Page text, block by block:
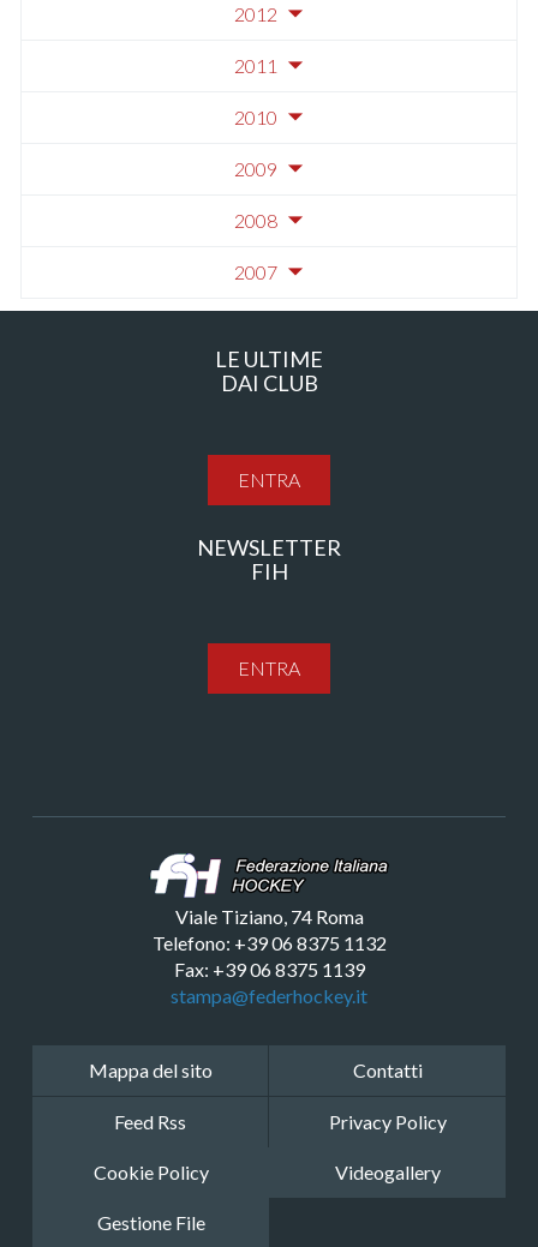
2012
2011
2010
2009
2008
2007
LE ULTIME
DAI CLUB
ENTRA
NEWSLETTER
FIH
ENTRA
Viale Tiziano, 74 Roma
Telefono: +39 06 8375 1132
Fax: +39 06 8375 1139
stampa@federhockey.it
Mappa del sito Contatti
Feed Rss Privacy Policy
Cookie Policy Videogallery
Gestione File